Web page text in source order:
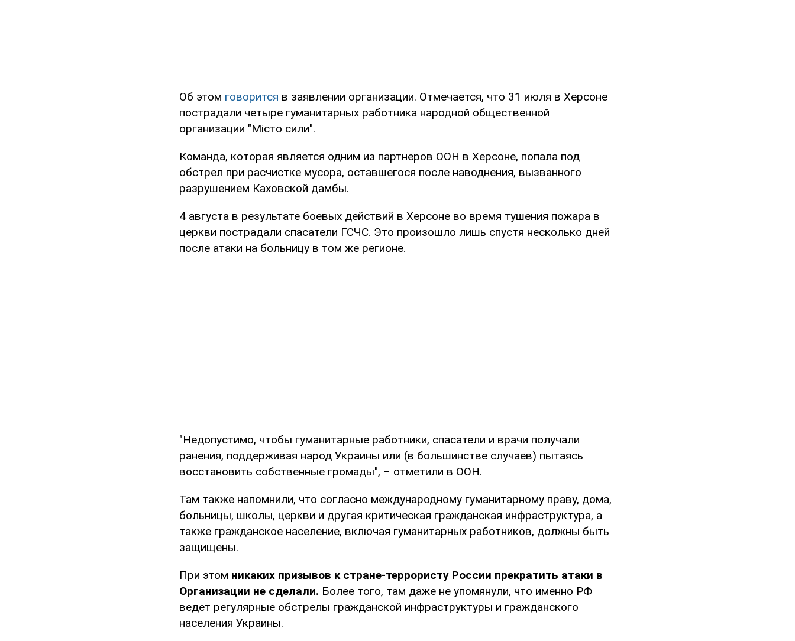
Об этом говорится в заявлении организации. Отмечается, что 31 июля в Херсоне
пострадали четыре гуманитарных работника народной общественной
организации "Місто сили".
Команда, которая является одним из партнеров ООН в Херсоне, попала под
обстрел при расчистке мусора, оставшегося после наводнения, вызванного
разрушением Каховской дамбы.
4 августа в результате боевых действий в Херсоне во время тушения пожара в
церкви пострадали спасатели ГСЧС. Это произошло лишь спустя несколько дней
после атаки на больницу в том же регионе.
"Недопустимо, чтобы гуманитарные работники, спасатели и врачи получали
ранения, поддерживая народ Украины или (в большинстве случаев) пытаясь
восстановить собственные громады", – отметили в ООН.
Там также напомнили, что согласно международному гуманитарному праву, дома,
больницы, школы, церкви и другая критическая гражданская инфраструктура, а
также гражданское население, включая гуманитарных работников, должны быть
защищены.
При этом никаких призывов к стране-террористу России прекратить атаки в
Организации не сделали. Более того, там даже не упомянули, что именно РФ
ведет регулярные обстрелы гражданской инфраструктуры и гражданского
населения Украины.